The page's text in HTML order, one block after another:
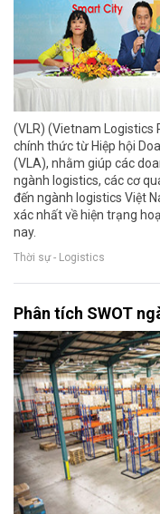
(VLR) (Vietnam Logistics
chính thức từ Hiệp hội
(VLA), nhằm giúp các
ngành logistics, các cơ
đến ngành logistics Việt
xác nhất về hiện trạng
nay.
Thời sự - Logistics
Phân tích SWOT